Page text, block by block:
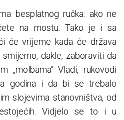
besplatnog ručka: ako ne
na mostu. Tako je i sa
će vrijeme kada će država
dakle, zaboraviti da
„molbama“ Vladi, rukovodi
godina i da bi se trebalo
slojevima stanovništva, od
Vidjelo se to i u